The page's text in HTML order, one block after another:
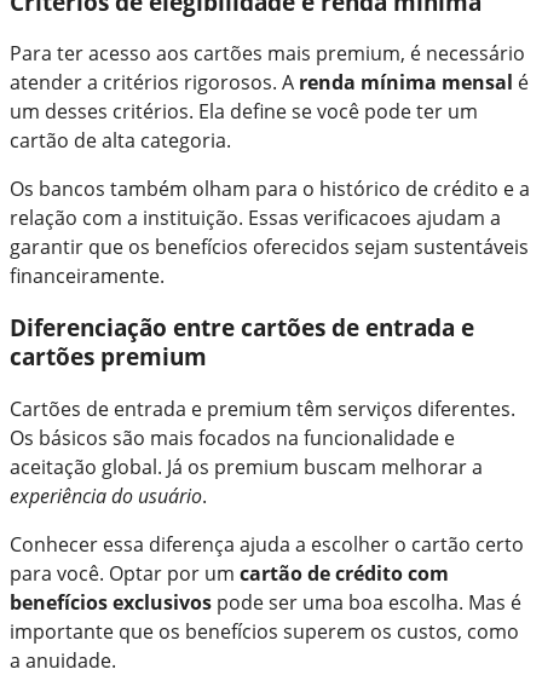
Para ter acesso aos cartões mais premium, é necessário
atender a critérios rigorosos. A renda mínima mensal é
um desses critérios. Ela define se você pode ter um
cartão de alta categoria.
Os bancos também olham para o histórico de crédito e a
relação com a instituição. Essas verificacoes ajudam a
garantir que os benefícios oferecidos sejam sustentáveis
financeiramente.
Diferenciação entre cartões de entrada e
cartões premium
Cartões de entrada e premium têm serviços diferentes.
Os básicos são mais focados na funcionalidade e
aceitação global. Já os premium buscam melhorar a
experiência do usuário.
Conhecer essa diferença ajuda a escolher o cartão certo
para você. Optar por um cartão de crédito com
benefícios exclusivos pode ser uma boa escolha. Mas é
importante que os benefícios superem os custos, como
a anuidade.